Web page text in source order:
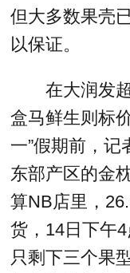
但大多数果壳
以保证。
在大润发
盒马鲜生则标
一”假期前，记
东部产区的金
算NB店里，
货，14日下午
只剩下三个果